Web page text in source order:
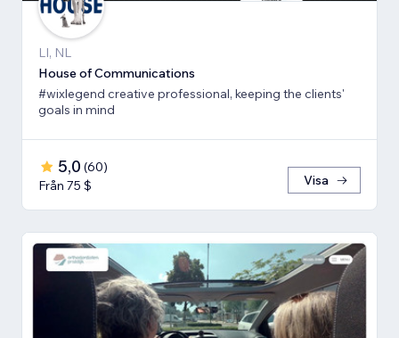
LI, NL
House of Communications
#wixlegend creative professional, keeping the clients'
goals in mind
5,0 (60)
Från 75 $
Visa